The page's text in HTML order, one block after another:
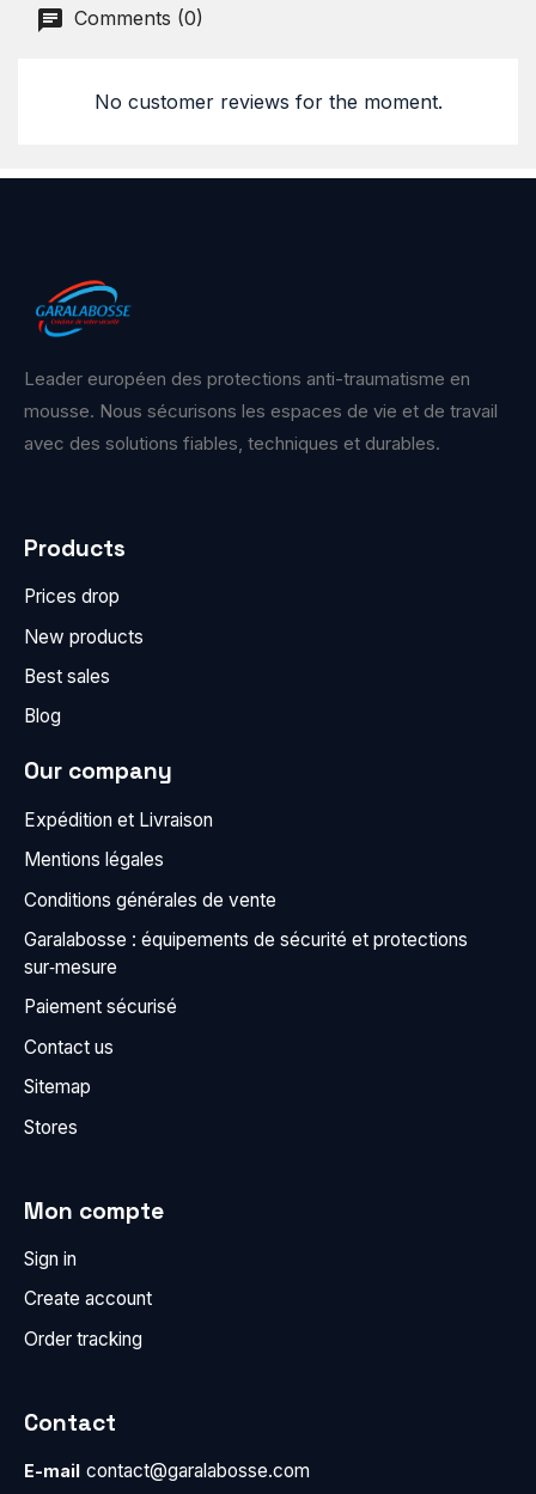
Comments (0)
No customer reviews for the moment.
Leader européen des protections anti-traumatisme en
mousse. Nous sécurisons les espaces de vie et de travail
avec des solutions fiables, techniques et durables.
Products
Prices drop
New products
Best sales
Blog
Our company
Expédition et Livraison
Mentions légales
Conditions générales de vente
Garalabosse : équipements de sécurité et protections
sur‑mesure
Paiement sécurisé
Contact us
Sitemap
Stores
Mon compte
Sign in
Create account
Order tracking
Contact
E-mail contact@garalabosse.com